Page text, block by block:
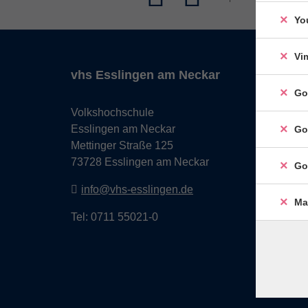
vhs Esslingen am Neckar
Volkshochschule
Esslingen am Neckar
Mettinger Straße 125
73728 Esslingen am Neckar
info@vhs-esslingen.de
Tel: 0711 55021-0